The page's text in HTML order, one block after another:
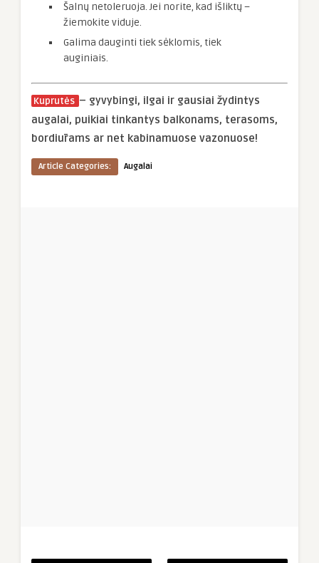
Šalnų netoleruoja. Jei norite, kad išliktų –
žiemokite viduje.
Galima dauginti tiek sėklomis, tiek
auginiais.
Kuprutės – gyvybingi, ilgai ir gausiai žydintys
augalai, puikiai tinkantys balkonams, terasoms,
bordiūrams ar net kabinamuose vazonuose!
Article Categories: Augalai